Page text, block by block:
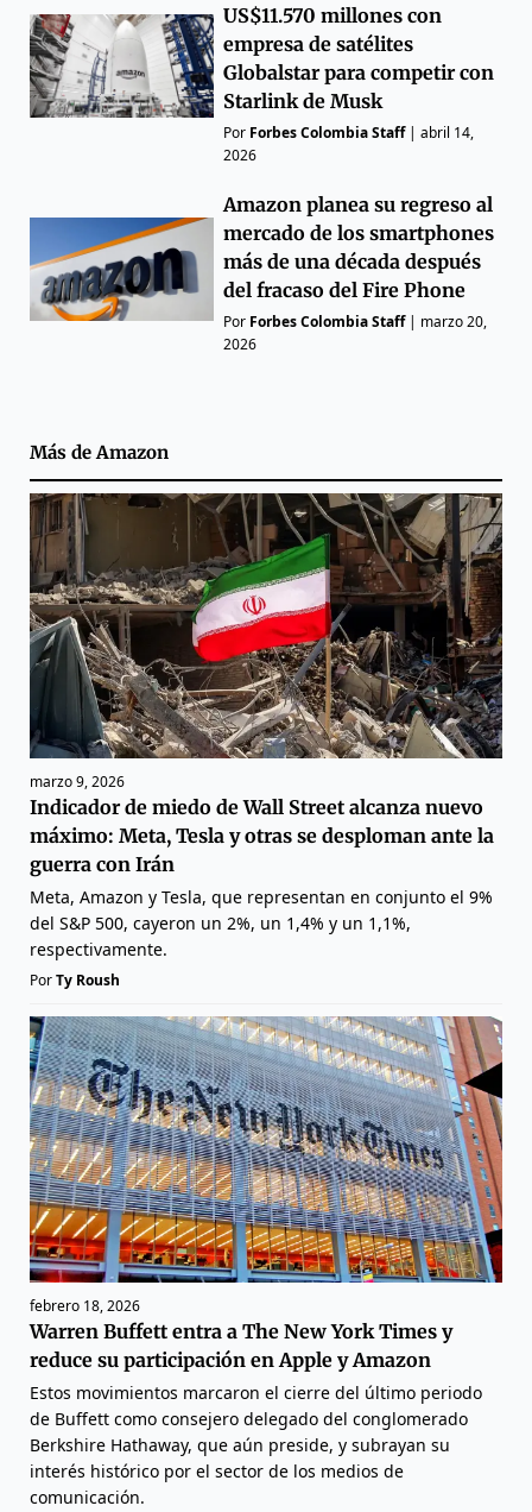
US$11.570 millones con
empresa de satélites
Globalstar para competir con
Starlink de Musk
Por Forbes Colombia Staff|abril 14,
2026
Amazon planea su regreso al
mercado de los smartphones
más de una década después
del fracaso del Fire Phone
Por Forbes Colombia Staff| marzo 20,
2026
Más de Amazon
marzo 9, 2026
Indicador de miedo de Wall Street alcanza nuevo
máximo: Meta, Tesla y otras se desploman ante la
guerra con Irán
Meta, Amazon y Tesla, que representan en conjunto el 9%
del S&P 500, cayeron un 2%, un 1,4% y un 1,1%,
respectivamente.
PorTy Roush
febrero 18, 2026
Warren Buffett entra a The New York Times y
reduce su participación en Apple y Amazon
Estos movimientos marcaron el cierre del último periodo
de Buffett como consejero delegado del conglomerado
Berkshire Hathaway, que aún preside, y subrayan su
interés histórico por el sector de los medios de
comunicación.